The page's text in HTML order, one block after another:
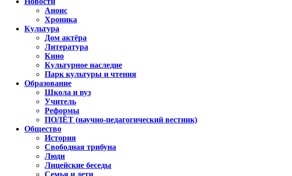
Анонс
Хроника
Культура
Дом актёра
Литература
Кино
Культурное наследие
Парк культуры и чтения
Образование
Школа и вуз
Учитель
Реформы
ПОЛЁТ (научно-педагогический вестник)
Общество
История
Свободная трибуна
Люди
Лицейские беседы
Семья и дети